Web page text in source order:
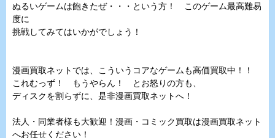
ぬるいゲームは飽きたぜ・・・という方！ このゲーム最高難易
度に
挑戦してみてはいかがでしょう！
漫画買取ネットでは、こういうコアなゲームも高価買取中！！
これむっず！ もうやらん！ とお怒りの方も、
ディスクを割らずに、是非漫画買取ネットへ！
法人・同業者様も大歓迎！漫画・コミック買取は漫画買取ネット
へお任せください！